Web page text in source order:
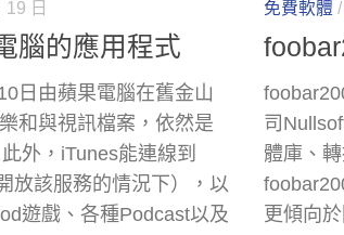
19 日
腦的應用程式
日由蘋果電腦在舊金山
和與視訊檔案，依然是
外，iTunes能連線到
放該服務的情況下），以
遊戲、各種Podcast以及
免費軟體 /
司
體庫、
更傾向